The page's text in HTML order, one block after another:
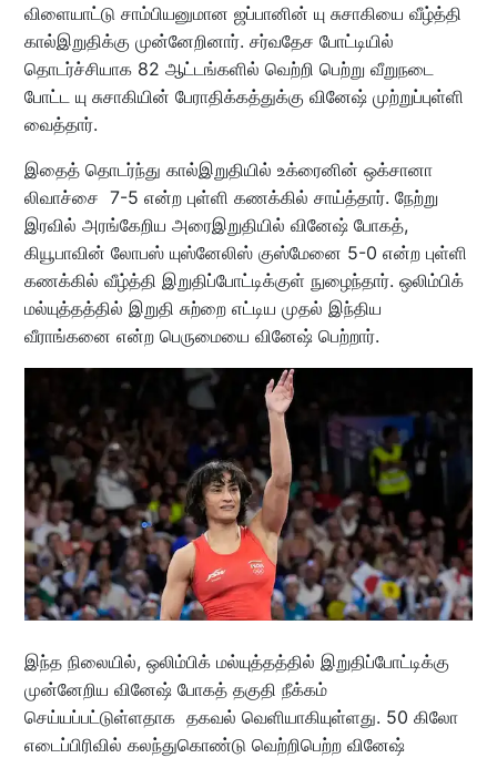
விளையாட்டு சாம்பியனுமான ஜப்பானின் யு சுசாகியை வீழ்த்தி
கால்இறுதிக்கு முன்னேறினார். சர்வதேச போட்டியில்
தொடர்ச்சியாக 82 ஆட்டங்களில் வெற்றி பெற்று வீறுநடை
போட்ட யு சுசாகியின் பேராதிக்கத்துக்கு வினேஷ் முற்றுப்புள்ளி
வைத்தார்.
இதைத் தொடர்ந்து கால்இறுதியில் உக்ரைனின் ஒக்சானா
லிவாச்சை 7-5 என்ற புள்ளி கணக்கில் சாய்த்தார். நேற்று
இரவில் அரங்கேறிய அரைஇறுதியில் வினேஷ் போகத்,
கியூபாவின் லோபஸ் யுஸ்னேலிஸ் குஸ்மேனை 5-0 என்ற புள்ளி
கணக்கில் வீழ்த்தி இறுதிப்போட்டிக்குள் நுழைந்தார். ஒலிம்பிக்
மல்யுத்தத்தில் இறுதி சுற்றை எட்டிய முதல் இந்திய
வீராங்கனை என்ற பெருமையை வினேஷ் பெற்றார்.
இந்த நிலையில், ஒலிம்பிக் மல்யுத்தத்தில் இறுதிப்போட்டிக்கு
முன்னேறிய வினேஷ் போகத் தகுதி நீக்கம்
செய்யப்பட்டுள்ளதாக தகவல் வெளியாகியுள்ளது. 50 கிலோ
எடைப்பிரிவில் கலந்துகொண்டு வெற்றிபெற்ற வினேஷ்